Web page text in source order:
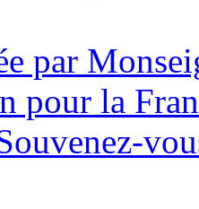
par
pour la